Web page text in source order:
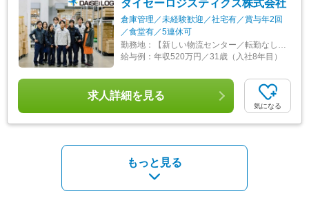
ダイセーロジスティクス株式会社
倉庫管理／未経験歓迎／社宅有／賞与年2回
／食堂有／5連休可
勤務地：
【新しい物流センター／転勤なし／借上社宅あり】 ★千葉県流山市勤務 ★Web面接OK ★U・Iターン歓迎 ■勤務地 流山ハブセンター：千葉県流山市森のロジスティクスパーク1丁目383-1 DPL流山4 ＜センターまでのアクセス＞ ・常磐自動車道「流山IC」より車で10分 ・つくばエクスプレス「流山おおたかの森駅」より車で20分 ・東武アーバンパークライン「江戸川台駅」「運河駅」より徒歩20分 【 無料シャトルバスあり！ 】 「流山おおたかの森駅」と「江戸川台駅」から、それぞれ無料シャトルバスがあります！ 【 自動化された最新設備も 】 流山ハブセンターでは、現場のより良い効率化・入出庫管理の負担を軽減するため、管理業務の自動化を取り入れています。 機械をうまく動かすとともに、最適な人員配置を考えて作業を割り振ることで、流山センターに勤務している全員がより働きやすくなるよう、環境を整えています！ ※受動喫煙対策あり：屋内原則禁煙
給与例： 年収520万円／31歳（入社8年目）
求人詳細を見る
気になる
もっと見る